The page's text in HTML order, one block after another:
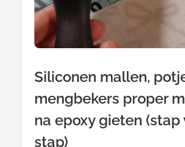
Siliconen mallen,
mengbekers proper
na epoxy gieten (stap
stap)